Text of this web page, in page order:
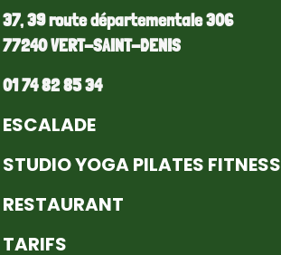
37, 39 route départementale 306
77240 VERT-SAINT-DENIS
01 74 82 85 34
ESCALADE
STUDIO YOGA PILATES FITNESS
RESTAURANT
TARIFS